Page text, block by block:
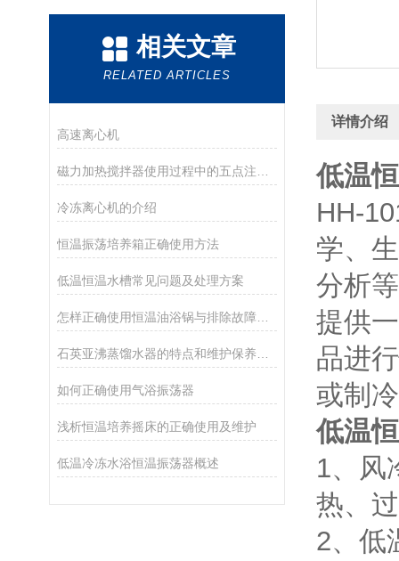
相关文章
RELATED ARTICLES
高速离心机
冷冻离心机的介绍
恒温振荡培养箱正确使用方法
低温恒温水槽常见问题及处理方案
如何正确使用气浴振荡器
浅析恒温培养摇床的正确使用及维护
低温冷冻水浴恒温振荡器概述
详情介绍
低温
HH-
学、
分析
提供
品进
或制
低温
1、风
热、
2、低